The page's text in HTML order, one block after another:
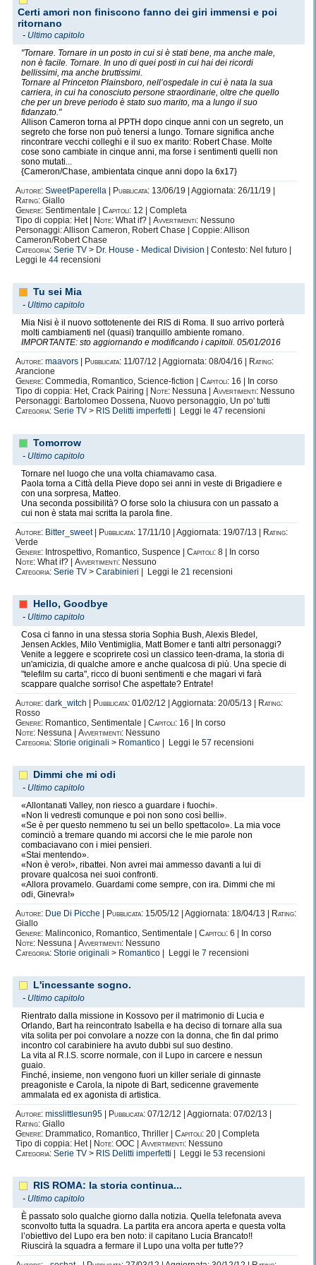
protettivo.
Mi reputo una ragazza molto socievole e simpatica, ma soprattutto molto,
molto, molto pazza. Completamente pazza, aggiungerei. Naturalmente in
senso buono! xD
Mi piace la musica, attraverso la quale molto spesso esprimo quello che ho
dentro, senza di essa mi sentirei persa... Anche perchè con una canzone
puoi davvero esprimere quello che hai dentro. Mi piace Max Pezzali, è il
mio mito, il mio angelo. Sono cresciuta ascoltando le sue canzoni, nelle
quali mi rispecchio molto, infatti molto spesso mi sono chiesta se le
scrivesse per me... ahahaha! Poi adoro Vasco, anche con lui sono cresciuta,
la passione verso di lui è nata grazie ai miei fratelli. Mi piace Venditti, e
Laura Pausini. Loro 4 sono i miei cantati preferiti in assoluto. Naturalmente
poi ascolto un po' di tutto, più che altro però canzoni deprimenti, non per
niente il mio mp3 è stato più comunemente battezzato: "L'mp3 depresso".
Comunque preferisco la musica italia a quella straniera.
Mi piace sognare ad occhi aperti, sono una sognatrice nata. Molto spesso
mi perdo in fantasie che probabilmente non si avvereranno mai, però mi
piace costruire ipotesi nella mia testa. Più di una volta mi sono detta di
smetterla, ma puntualmente continuo a sognare, in qualunque posto, in
qualunque momento.
I miei amici, infatti, dicono che vivo in un mondo tutto mio. E in parte è
mi rifugio quando la vita si fa troppo stretta.
Anche se poi tornare con i piedi per terra non è per niente facile, perchè ho
imparato che per andare avanti nella vita bisogna essere concreti.
Perciò io, se pure prevale il mio lato sognatore, so essere anche concreta.
Diciamo che non mi faccio mi illudere dalla vita. Sogno, ma so bene che
quel che sto sognando, tale resterà.
Sono una ragazza fuori dal comune, in quasi tutto.
Amo la letteratura italiana e inglese, infatti ero l'unica pazza che in classe
ascoltava per due ore senza battere ciglio la professoressa di italiano.
Amo pirandello in particolar modo, per me è un mito, un modello. Secondo
il mio parere personale, è l'unico che ha capito davvero la vita. Mi piace il
mio punto di vista attraverso il pensiero di un poeta mi guardano come se
fossi un mostro sceso sulla terra. xD
Inoltre, mi ritengo "anormale" perchè mi piacciono sempre le cose che non
piacciono agli altri o comunque che piacciano a poche persone.
Amo viaggiare. Uno dei miei più grandi sogni è quello di andare in
America e Inghilterra (Londra in particolar modo).
Come avrete letto nella mia presentazione iniziale sono romana.
Io amo Roma, non andrei mai via definitivamente dalla mia città natale e
se un -no romano- mi chiederebbe di descrivere Roma molto
probabilmente la descriverei in modo unico e perfetto, ma questo non fa di
me una romana nel cuore.
Esatto. Sono una romanda DOC per le generazioni di parenti, ma ho cuore
meraviglioso... Ha un profumo particolare che non saprei nemmeno
descrivere, ma che mi mette gioia, allegria, felicità. Infatti è per questo che
chiamo l'abruzzo il mio angolo di paradiso.
Credo di aver detto tutto di me... se volete saperne di più non vi resta che
leggere le mie storie, penso che si capisca molto di una persona
leggendone i racconti, anche se non sono autobiografici.
Con questo vi saluto e vi invito a leggere le mie storie, perchè avere
critiche e consigli non può far altro che migliorarmi.
Se vi siete addormentati sulla tastiera vi chiedo scusa, ogni volta sono
prolissa e parlo troppo! xD Se invece siete arrivati a leggere fino a qui, vi
faccio i miei complimenti, avete avuto un bel coraggio! =P
Certi amori non finiscono fanno dei giri immensi e poi
ritornano
- Ultimo capitolo
"Tornare. Tornare in un posto in cui si è stati bene, ma anche male,
non è facile. Tornare. In uno di quei posti in cui hai dei ricordi
bellissimi, ma anche bruttissimi.
Tornare al Princeton Plainsboro, nell’ospedale in cui è nata la sua
carriera, in cui ha conosciuto persone straordinarie, oltre che quello
che per un breve periodo è stato suo marito, ma a lungo il suo
fidanzato."
Allison Cameron torna al PPTH dopo cinque anni con un segreto, un
segreto che forse non può tenersi a lungo. Tornare significa anche
rincontrare vecchi colleghi e il suo ex marito: Robert Chase. Molte
cose sono cambiate in cinque anni, ma forse i sentimenti quelli non
sono mutati...
{Cameron/Chase, ambientata cinque anni dopo la 6x17}
Autore: SweetPaperella Pubblicata: 13/06/19 | Aggiornata: 26/11/19 |
Rating: Giallo
Genere: Sentimentale | Capitoli: 12 | Completa
Tipo di coppia: Het |
Note: What if? | Avvertimenti: Nessuno
Personaggi: Allison Cameron, Robert Chase | Coppie: Allison
Cameron/Robert Chase
Categoria: Serie TV > Dr. House - Medical Division | Contesto: Nel futuro |
Leggi le 44 recensioni
Tu sei Mia
- Ultimo capitolo
Mia Nisi è il nuovo sottotenente dei RIS di Roma. Il suo arrivo porterà
molti cambiamenti nel (quasi) tranquillo ambiente romano.
IMPORTANTE: sto aggiornando e modificando i capitoli. 05/01/2016
Autore: maavors Pubblicata: 11/07/12 | Aggiornata: 08/04/16 |
Rating:
Arancione
Genere: Commedia, Romantico, Science-fiction | Capitoli: 16 | In corso
Tipo di coppia: Het, Crack Pairing |
Note: Nessuna | Avvertimenti: Nessuno
Personaggi: Bartolomeo Dossena, Nuovo personaggio, Un po' tutti
Categoria: Serie TV > RIS Delitti imperfetti | Leggi le 47 recensioni
Tomorrow
- Ultimo capitolo
Tornare nel luogo che una volta chiamavamo casa.
Paola torna a Città della Pieve dopo sei anni in veste di Brigadiere e
con una sorpresa, Matteo.
Una seconda possibilità? O forse solo la chiusura con un passato a
cui non è stata mai scritta la parola fine.
Autore: Bitter_sweet| Pubblicata: 17/11/10 | Aggiornata: 19/07/13 |
Rating:
Verde
Genere: Introspettivo, Romantico, Suspence | Capitoli: 8 | In corso
Note: What if? | Avvertimenti: Nessuno
Categoria: Serie TV > Carabinieri | Leggi le 21 recensioni
Hello, Goodbye
- Ultimo capitolo
Cosa ci fanno in una stessa storia Sophia Bush, Alexis Bledel,
Jensen Ackles, Milo Ventimiglia, Matt Bomer e tanti altri personaggi?
Venite a leggere e scoprirete così un classico teen-drama, la storia di
un'amicizia, di qualche amore e anche qualcosa di più. Una specie di
"telefilm su carta", ricco di buoni sentimenti e che magari vi farà
scappare qualche sorriso! Che aspettate? Entrate!
Autore: dark_witch Pubblicata: 01/02/12 | Aggiornata: 20/05/13 |
Rating:
Rosso
Genere: Romantico, Sentimentale | Capitoli: 16 | In corso
Note: Nessuna | Avvertimenti: Nessuno
Categoria: Storie originali > Romantico | Leggi le 57 recensioni
Dimmi che mi odi
- Ultimo capitolo
«Allontanati Valley, non riesco a guardare i fuochi».
«Non li vedresti comunque e poi non sono così belli».
«Se è per questo nemmeno tu sei un bello spettacolo». La mia voce
cominciò a tremare quando mi accorsi che le mie parole non
combaciavano con i miei pensieri.
«Stai mentendo».
«Non è vero!», ribattei. Non avrei mai ammesso davanti a lui di
provare qualcosa nei suoi confronti.
«Allora provamelo. Guardami come sempre, con ira. Dimmi che mi
odi, Ginevra!»
Autore: Due Di Picche Pubblicata: 15/05/12 | Aggiornata: 18/04/13 |
Rating:
Giallo
Genere: Malinconico, Romantico, Sentimentale | Capitoli: 6 | In corso
Note: Nessuna | Avvertimenti: Nessuno
Categoria: Storie originali > Romantico | Leggi le 7 recensioni
L'incessante sogno.
- Ultimo capitolo
Rientrato dalla missione in Kossovo per il matrimonio di Lucia e
Orlando, Bart ha reincontrato Isabella e ha deciso di tornare alla sua
vita solita per poi convolare a nozze con la donna, che fin dal primo
incontro col carabiniere ha avuto dubbi sul suo destino.
La vita al R.I.S. scorre normale, con il Lupo in carcere e nessun
guaio.
Finché, insieme, non vengono fuori un killer seriale di ginnaste
preagoniste e Carola, la nipote di Bart, sedicenne gravemente
ammalata ed ex agonista di artistica.
Autore: misslittlesun95 Pubblicata: 07/12/12 | Aggiornata: 07/02/13 |
Rating: Giallo
Genere: Drammatico, Romantico, Thriller | Capitoli: 20 | Completa
Tipo di coppia: Het |
Note: OOC | Avvertimenti: Nessuno
Categoria: Serie TV > RIS Delitti imperfetti | Leggi le 53 recensioni
RIS ROMA: la storia continua...
- Ultimo capitolo
È passato solo qualche giorno dalla notizia. Quella telefonata aveva
sconvolto tutta la squadra. La partita era ancora aperta e questa volta
l’obiettivo del Lupo era ben noto: il capitano Lucia Brancato!!
Riuscirà la squadra a fermare il Lupo una volta per tutte??